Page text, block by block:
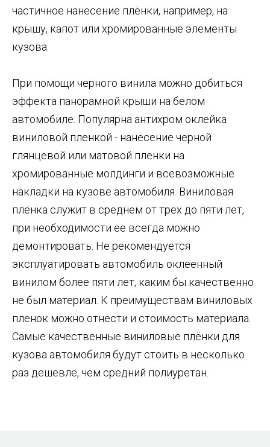
частичное нанесение плёнки, например, на
крышу, капот или хромированные элементы
кузова.
При помощи черного винила можно добиться
эффекта панорамной крыши на белом
автомобиле. Популярна антихром оклейка
виниловой пленкой - нанесение черной
глянцевой или матовой пленки на
хромированные молдинги и всевозможные
накладки на кузове автомобиля. Виниловая
плёнка служит в среднем от трёх до пяти лет,
при необходимости ее всегда можно
демонтировать. Не рекомендуется
эксплуатировать автомобиль оклеенный
винилом более пяти лет, каким бы качественно
не был материал. К преимуществам виниловых
пленок можно отнести и стоимость материала.
Самые качественные виниловые плёнки для
кузова автомобиля будут стоить в несколько
раз дешевле, чем средний полиуретан.